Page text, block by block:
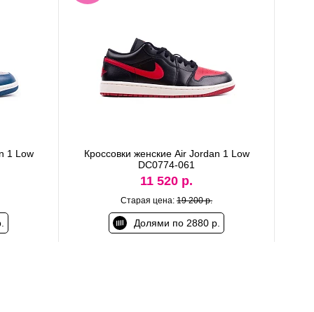
1 Low
Кроссовки женские Air Jordan 1 Low
DC0774-061
11 520 р.
Старая цена: 19 200 р.
Долями по 2880 р.